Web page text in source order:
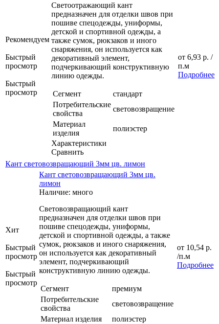
Рекомендуем
Быстрый
просмотр
Быстрый
просмотр
Светоотражающий кант
предназначен для отделки швов при
пошиве спецодежды, униформы,
детской и спортивной одежды, а
также сумок, рюкзаков и иного
снаряжения, он используется как
декоративный элемент,
подчеркивающий конструктивную
линию одежды.
Сегмент
стандарт
Потребительские
свойства
световозвращение
Материал
изделия
полиэстер
Характеристики
Сравнить
от 6,93 р. /
п.м
Подробнее
Кант световозвращающий 3мм цв. лимон
Хит
Быстрый
просмотр
Быстрый
просмотр
Кант световозвращающий 3мм цв.
лимон
Наличие: много
Световозвращающий кант
предназначен для отделки швов при
пошиве спецодежды, униформы,
детской и спортивной одежды, а также
сумок, рюкзаков и иного снаряжения,
он используется как декоративный
элемент, подчеркивающий
конструктивную линию одежды.
Сегмент
премиум
Потребительские
свойства
световозвращение
Материал изделия
полиэстер
от 10,54 р.
/п.м
Подробнее